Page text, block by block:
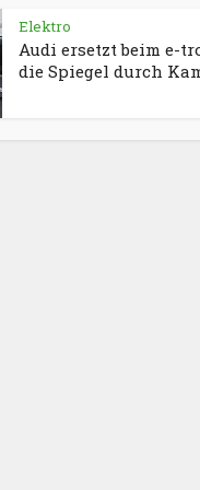
Elektro
Audi ersetzt beim e-
die Spiegel durch